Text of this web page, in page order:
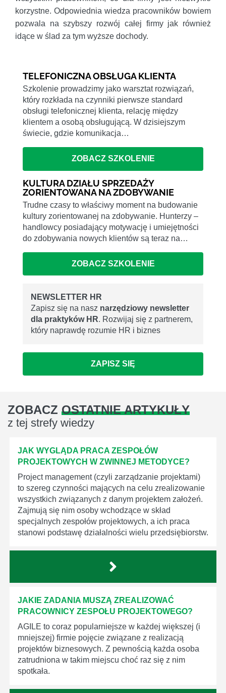
korzystne. Odpowiednia wiedza pracowników bowiem
pozwala na szybszy rozwój całej firmy jak również
idące w ślad za tym wyższe dochody.
TELEFONICZNA OBSŁUGA KLIENTA
Szkolenie prowadzimy jako warsztat rozwiązań,
który rozkłada na czynniki pierwsze standard
obsługi telefonicznej klienta, relację między
klientem a osobą obsługującą. W dzisiejszym
świecie, gdzie komunikacja…
ZOBACZ SZKOLENIE
KULTURA DZIAŁU SPRZEDAŻY
ZORIENTOWANA NA ZDOBYWANIE
Trudne czasy to właściwy moment na budowanie
kultury zorientowanej na zdobywanie. Hunterzy –
handlowcy posiadający motywację i umiejętności
do zdobywania nowych klientów są teraz na…
ZOBACZ SZKOLENIE
NEWSLETTER HR
Zapisz się na nasz narzędziowy newsletter
dla praktyków HR. Rozwijaj się z partnerem,
który naprawdę rozumie HR i biznes
ZAPISZ SIĘ
ZOBACZ OSTATNIE ARTYKUŁY
z tej strefy wiedzy
JAK WYGLĄDA PRACA ZESPOŁÓW
PROJEKTOWYCH W ZWINNEJ METODYCE?
Project management (czyli zarządzanie projektami)
to szereg czynności mających na celu zrealizowanie
wszystkich związanych z danym projektem założeń.
Zajmują się nim osoby wchodzące w skład
specjalnych zespołów projektowych, a ich praca
stanowi podstawę działalności wielu przedsiębiorstw.
JAKIE ZADANIA MUSZĄ ZREALIZOWAĆ
PRACOWNICY ZESPOŁU PROJEKTOWEGO?
AGILE to coraz popularniejsze w każdej większej (i
mniejszej) firmie pojęcie związane z realizacją
projektów biznesowych. Z pewnością każda osoba
zatrudniona w takim miejscu choć raz się z nim
spotkała.